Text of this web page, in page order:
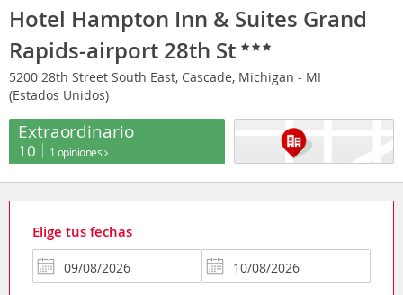
Hotel Hampton Inn & Suites Grand
Rapids-airport 28th St
5200 28th Street South East, Cascade, Michigan - MI
(Estados Unidos)
Extraordinario
10 1 opiniones
Elige tus fechas